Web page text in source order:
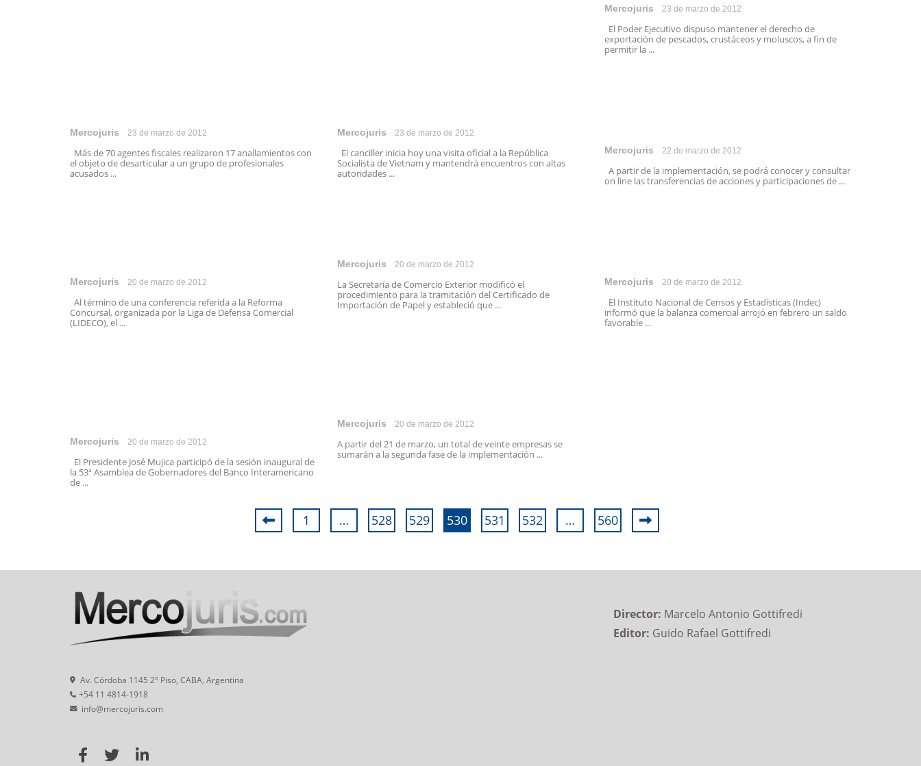
Mercojuris 23 de marzo de 2012
El Poder Ejecutivo dispuso mantener el derecho de
exportación de pescados, crustáceos y moluscos, a fin de
permitir la ...
Mercojuris 23 de marzo de 2012
Más de 70 agentes fiscales realizaron 17 anallamientos con
el objeto de desarticular a un grupo de profesionales
acusados ...
Mercojuris 23 de marzo de 2012
El canciller inicia hoy una visita oficial a la República
Socialista de Vietnam y mantendrá encuentros con altas
autoridades ...
Mercojuris 22 de marzo de 2012
A partir de la implementación, se podrá conocer y consultar
on line las transferencias de acciones y participaciones de ...
Mercojuris 20 de marzo de 2012
Al término de una conferencia referida a la Reforma
Concursal, organizada por la Liga de Defensa Comercial
(LIDECO), el ...
Mercojuris 20 de marzo de 2012
La Secretaría de Comercio Exterior modificó el
procedimiento para la tramitación del Certificado de
Importación de Papel y estableció que ...
Mercojuris 20 de marzo de 2012
El Instituto Nacional de Censos y Estadísticas (Indec)
informó que la balanza comercial arrojó en febrero un saldo
favorable ...
Mercojuris 20 de marzo de 2012
El Presidente José Mujica participó de la sesión inaugural de
la 53ª Asamblea de Gobernadores del Banco Interamericano
de ...
Mercojuris 20 de marzo de 2012
A partir del 21 de marzo, un total de veinte empresas se
sumarán a la segunda fase de la implementación ...
1 … 528 529 530 531 532 … 560
Av. Córdoba 1145 2° Piso, CABA, Argentina
+54 11 4814-1918
info@mercojuris.com
Director: Marcelo Antonio Gottifredi
Editor: Guido Rafael Gottifredi